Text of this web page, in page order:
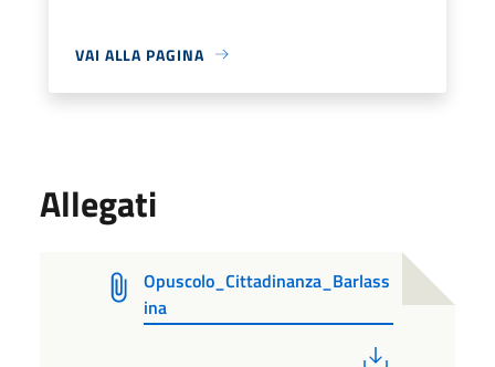
VAI ALLA PAGINA
Allegati
Opuscolo_Cittadinanza_Barlass
ina